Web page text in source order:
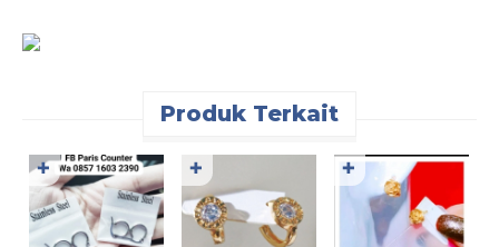
Produk Terkait
✚ ✚ ✚